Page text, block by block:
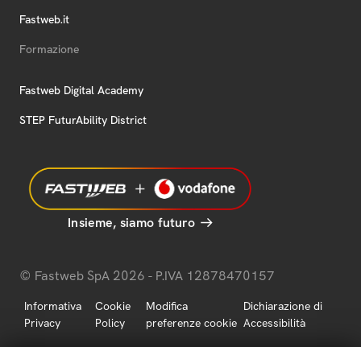
Fastweb.it
Formazione
Fastweb Digital Academy
STEP FuturAbility District
Insieme, siamo futuro
© Fastweb SpA 2026 - P.IVA 12878470157
Informativa
Privacy
Cookie
Policy
Modifica
preferenze cookie
Dichiarazione di
Accessibilità